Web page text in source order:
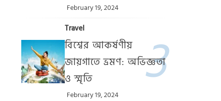
February 19, 2024
Travel
বিশ্বের আকর্ষণীয়
জায়গাতে ভ্রমণ: অভিজ্ঞতা
ও স্মৃতি
February 19, 2024